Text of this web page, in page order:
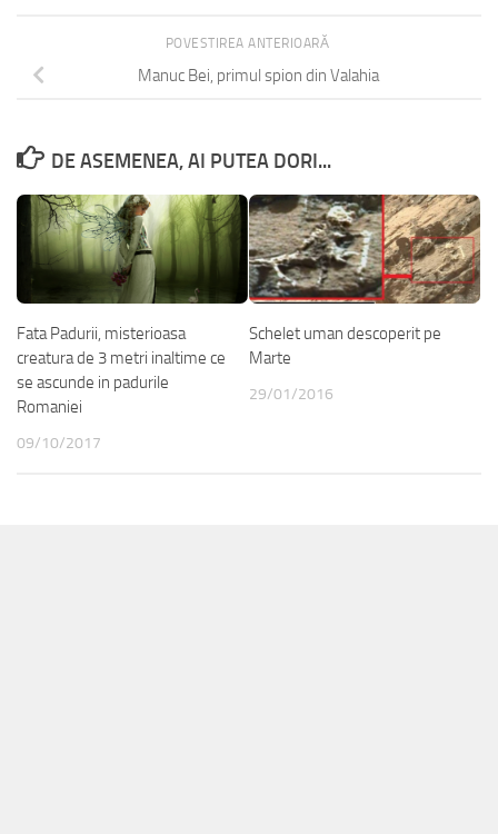
POVESTIREA ANTERIOARĂ
Manuc Bei, primul spion din Valahia
DE ASEMENEA, AI PUTEA DORI...
Fata Padurii, misterioasa
creatura de 3 metri inaltime ce
se ascunde in padurile
Romaniei
09/10/2017
Schelet uman descoperit pe
Marte
29/01/2016